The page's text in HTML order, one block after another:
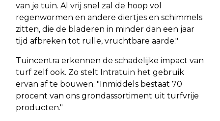
van je tuin. Al vrij snel zal de hoop vol
regenwormen en andere diertjes en schimmels
zitten, die de bladeren in minder dan een jaar
tijd afbreken tot rulle, vruchtbare aarde."
Tuincentra erkennen de schadelijke impact van
turf zelf ook. Zo stelt Intratuin het gebruik
ervan af te bouwen. "Inmiddels bestaat 70
procent van ons grondassortiment uit turfvrije
producten."